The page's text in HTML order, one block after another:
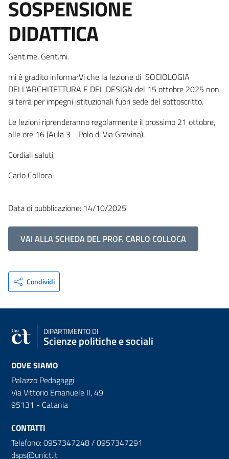
SOSPENSIONE
DIDATTICA
Gent.me, Gent.mi.
mi è gradito informarVi che la lezione di SOCIOLOGIA
DELL'ARCHITETTURA E DEL DESIGN del 15 ottobre 2025 non
si terrà per impegni istituzionali fuori sede del sottoscritto.
Le lezioni riprenderanno regolarmente il prossimo 21 ottobre,
alle ore 16 (Aula 3 - Polo di Via Gravina).
Cordiali saluti,
Carlo Colloca
Data di pubblicazione: 14/10/2025
VAI ALLA SCHEDA DEL PROF. CARLO COLLOCA
Condividi
DIPARTIMENTO DI
Scienze politiche e sociali
DOVE SIAMO
Palazzo Pedagaggi
Via Vittorio Emanuele II, 49
95131 - Catania
CONTATTI
Telefono: 0957347248 / 0957347291
dsps@unict.it